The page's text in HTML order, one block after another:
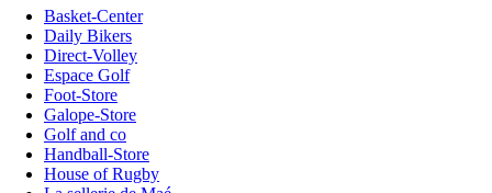
Basket-Center
Daily Bikers
Direct-Volley
Espace Golf
Foot-Store
Galope-Store
Golf and co
Handball-Store
House of Rugby